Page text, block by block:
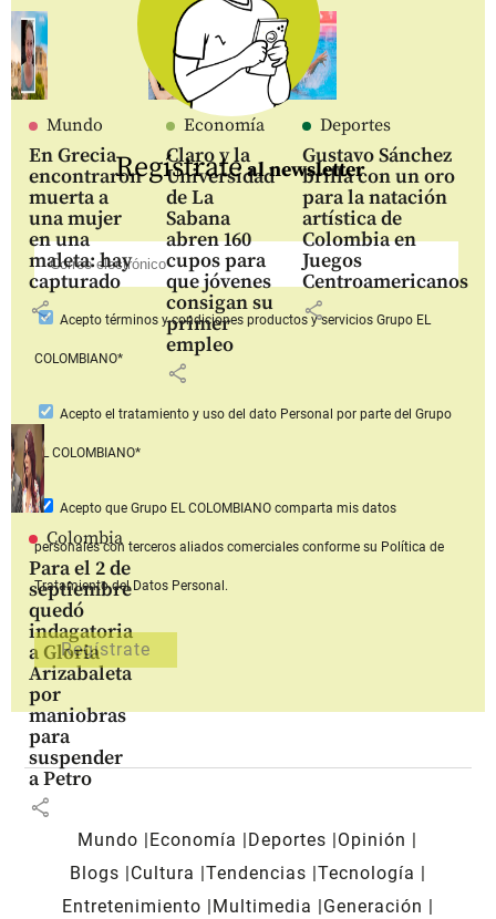
Mundo
En Grecia
encontraron
muerta a
una mujer
en una
maleta: hay
capturado
share
Economía
Claro y la
Universidad
de La
Sabana
abren 160
cupos para
que jóvenes
consigan su
primer
empleo
share
Deportes
Gustavo Sánchez
brilla con un oro
para la natación
artística de
Colombia en
Juegos
Centroamericanos
share
Colombia
Para el 2 de
septiembre
quedó
indagatoria
a Gloria
Arizabaleta
por
maniobras
para
suspender
a Petro
share
Regístrateal newsletter
Aceptotérminos y condiciones productos y serviciosGrupo EL
COLOMBIANO*
Acepto el tratamiento y uso del dato Personal por parte del Grupo
EL COLOMBIANO*
Acepto que Grupo EL COLOMBIANOcomparta mis datos
personales con terceros aliados comerciales conforme su Política de
Tratamiento del Datos Personal.
Mundo Economía Deportes
Opinión
Blogs
Cultura Tendencias Tecnología
Entretenimiento
Multimedia
Generación